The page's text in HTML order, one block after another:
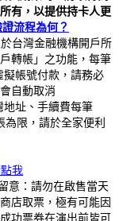
有，以提供持卡人更
證流程為何？
台灣金融機構開戶所
轉帳」之功能， 每筆
擬帳號付款 ，請務必
自動取消
地址、手續費每筆
為限，請於全家便利
我
意：請勿在啟售當天
店取票，極有可能因
功票券在演出前皆可